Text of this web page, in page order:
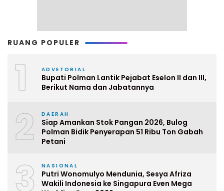
RUANG POPULER
1 ADVETORIAL
Bupati Polman Lantik Pejabat Eselon II dan III,
Berikut Nama dan Jabatannya
2 DAERAH
Siap Amankan Stok Pangan 2026, Bulog
Polman Bidik Penyerapan 51 Ribu Ton Gabah
Petani
3 NASIONAL
Putri Wonomulyo Mendunia, Sesya Afriza
Wakili Indonesia ke Singapura Even Mega